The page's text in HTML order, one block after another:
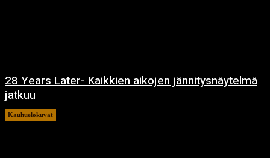
28 Years Later- Kaikkien aikojen jännitysnäytelmä
jatkuu
Kauhuelokuvat